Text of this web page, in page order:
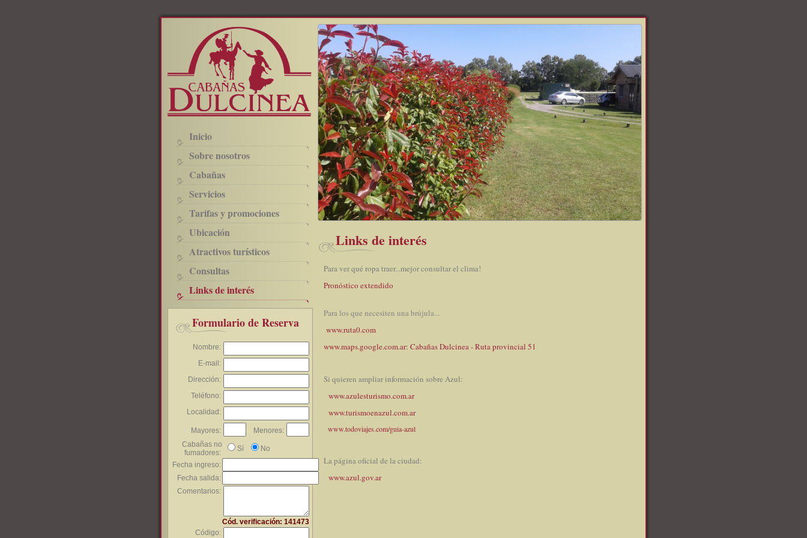
Inicio
Sobre nosotros
Cabañas
Servicios
Tarifas y promociones
Ubicación
Atractivos turísticos
Consultas
Links de interés
Formulario de Reserva
Nombre:
E-mail:
Dirección:
Teléfono:
Localidad:
Mayores:
Menores:
Cabañas no
fumadores:
Sí
No
Fecha ingreso:
Fecha salida:
Comentarios:
Cód. verificación: 141473
Código:
Links de interés
Para ver qué ropa traer...mejor consultar el clima!
Pronóstico extendido
Para los que necesiten una brújula...
www.ruta0.com
www.maps.google.com.ar: Cabañas Dulcinea - Ruta provincial 51
Si quieren ampliar información sobre Azul:
www.azulesturismo.com.ar
www.turismoenazul.com.ar
www.todoviajes.com/guia-azul
La página oficial de la ciudad:
www.azul.gov.ar